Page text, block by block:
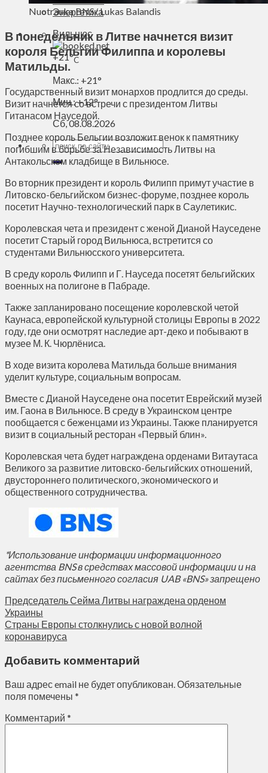
Энергетика
Вильнюс
+21°C
Макс.: +21°
Мин.:+12°
Сб, 08.08.2026
Nuotrauka BNS/ Lukas Balandis
В понедельник в Литве начнется визит
короля Бельгии Филиппа и королевы
Матильды.
Государственный визит монархов продлится до среды.
Визит начнется со встречи с президентом Литвы
Гитанасом Науседой.
Позднее король Бельгии возложит венок к памятнику
погибшим в борьбе за Независимость Литвы на
Антакольском кладбище в Вильнюсе.
Во вторник президент и король Филипп примут участие в
Литовско-бельгийском бизнес-форуме, позднее король
посетит Научно-технологический парк в Саулетикис.
Королевская чета и президент с женой Дианой Науседене
посетит Старый город Вильнюса, встретится со
студентами Вильнюсского университета.
В среду король Филипп и Г. Науседа посетят бельгийских
военных на полигоне в Пабраде.
Также запланировано посещение королевской четой
Каунаса, европейской культурной столицы Европы в 2022
году, где они осмотрят наследие арт-деко и побывают в
музее М. К. Чюрлёниса.
В ходе визита королева Матильда больше внимания
уделит культуре, социальным вопросам.
Вместе с Дианой Науседене она посетит Еврейский музей
им. Гаона в Вильнюсе. В среду в Украинском центре
пообщается с беженцами из Украины. Также планируется
визит в социальный ресторан «Первый блин».
Королевская чета будет награждена орденами Витаутаса
Великого за развитие литовско-бельгийских отношений,
двустороннего политического, экономического и
общественного сотрудничества.
*Использование информации информационного
агентства BNS в средствах массовой информации и на
сайтах без письменного согласия UAB «BNS» запрещено
Председатель Сейма Литвы награждена орденом
Украины
Страны Европы столкнулись с новой волной
коронавируса
Добавить комментарий
Ваш адрес email не будет опубликован.Обязательные
поля помечены *
Комментарий *